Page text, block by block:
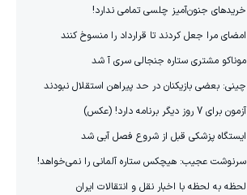
خریدهای جنون‌آمیز چلسی تمامی ندارد!
امضای مرا جعل کردند تا قرارداد را منسوخ کنند
موناکو مشتری ستاره جنجالی سری آ شد
چینی: بعضی بازیکنان در حد پیراهن استقلال نبودند
آزمون برای 7 روز دیگر برنامه دارد! (عکس)
ایستگاه پزشکی قبل از شروع فصل آبی شد
سرنوشت عجیب: هیچکس ستاره آلمانی را نمی‌خواهد!
لحظه به لحظه با اخبار نقل و انتقالات ایران